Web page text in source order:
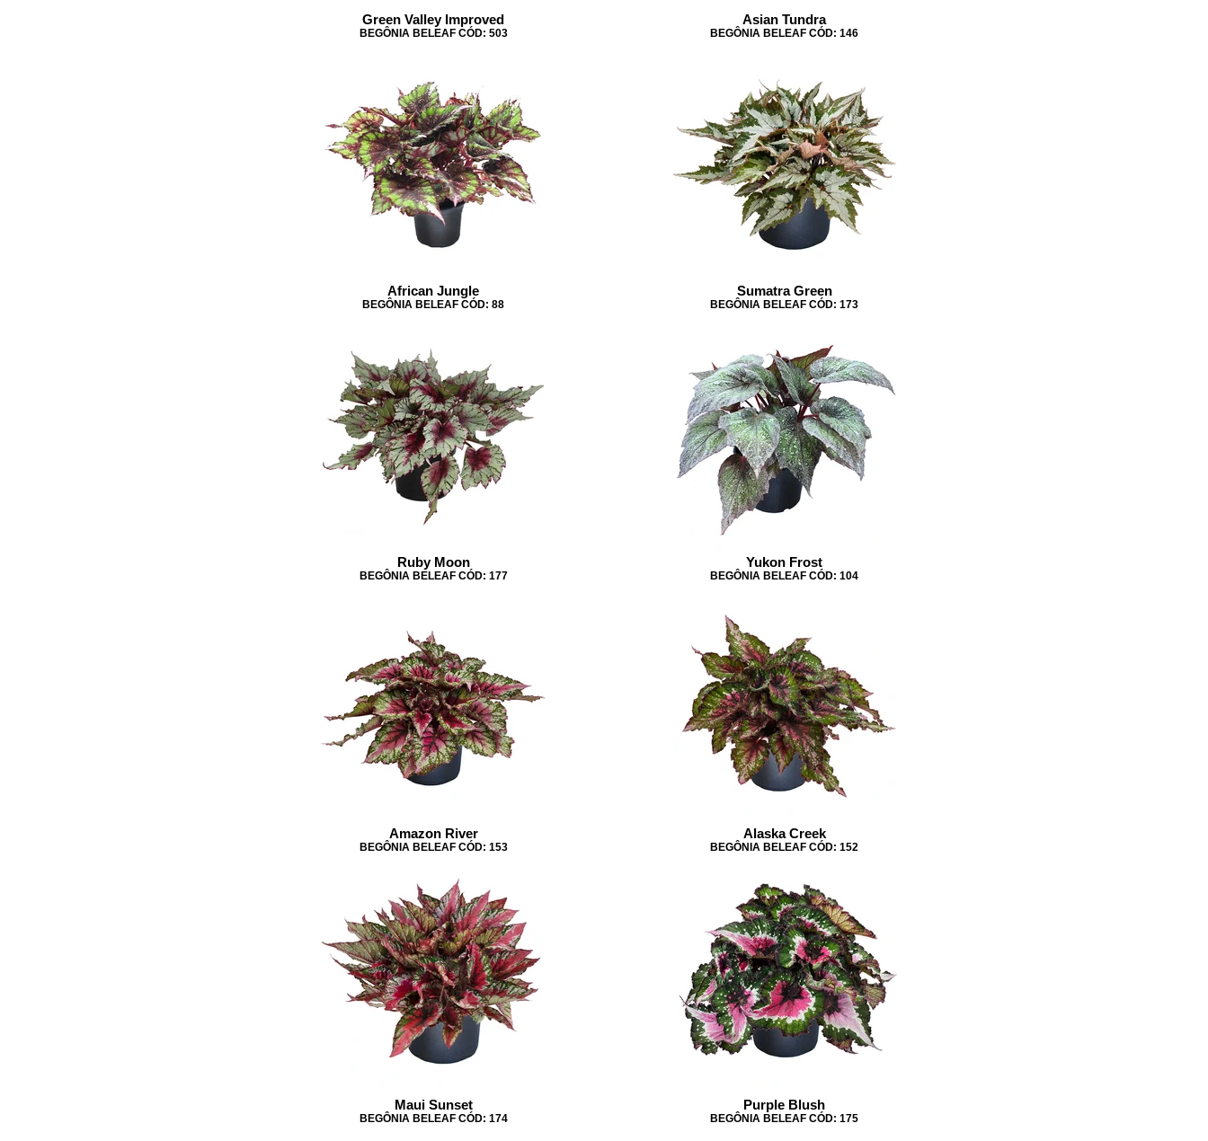
Green Valley Improved
BEGÔNIA BELEAF CÓD: 503
Asian Tundra
BEGÔNIA BELEAF CÓD: 146
African Jungle
BEGÔNIA BELEAF CÓD: 88
Sumatra Green
BEGÔNIA BELEAF CÓD: 173
Ruby Moon
BEGÔNIA BELEAF CÓD: 177
Yukon Frost
BEGÔNIA BELEAF CÓD: 104
Amazon River
BEGÔNIA BELEAF CÓD: 153
Alaska Creek
BEGÔNIA BELEAF CÓD: 152
Maui Sunset
BEGÔNIA BELEAF CÓD: 174
Purple Blush
BEGÔNIA BELEAF CÓD: 175